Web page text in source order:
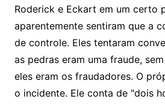
Roderick e Eckart em um certo
aparentemente sentiram que a
de controle. Eles tentaram
as pedras eram uma fraude,
eles eram os fraudadores. O
o incidente. Ele conta de "dois